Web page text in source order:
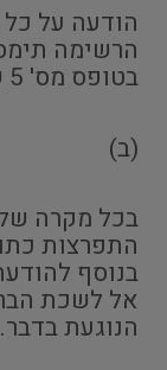
הודעה על
הרשימה
בטופס מס' 5 שנקבע בתוספת.
(ב)
בכל מקרה
התפרצות
אל לשכת
הנוגעת בדבר.